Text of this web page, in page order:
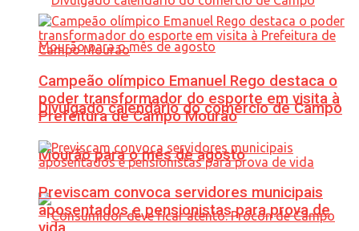
Divulgado calendário do comércio de Campo
Mourão para o mês de agosto
Campeão olímpico Emanuel Rego destaca o
poder transformador do esporte em visita à
Prefeitura de Campo Mourão
Previscam convoca servidores municipais
aposentados e pensionistas para prova de